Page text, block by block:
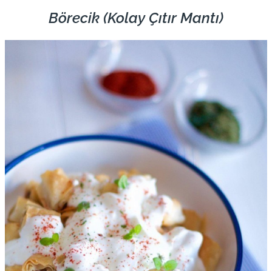
Börecik (Kolay Çıtır Mantı)